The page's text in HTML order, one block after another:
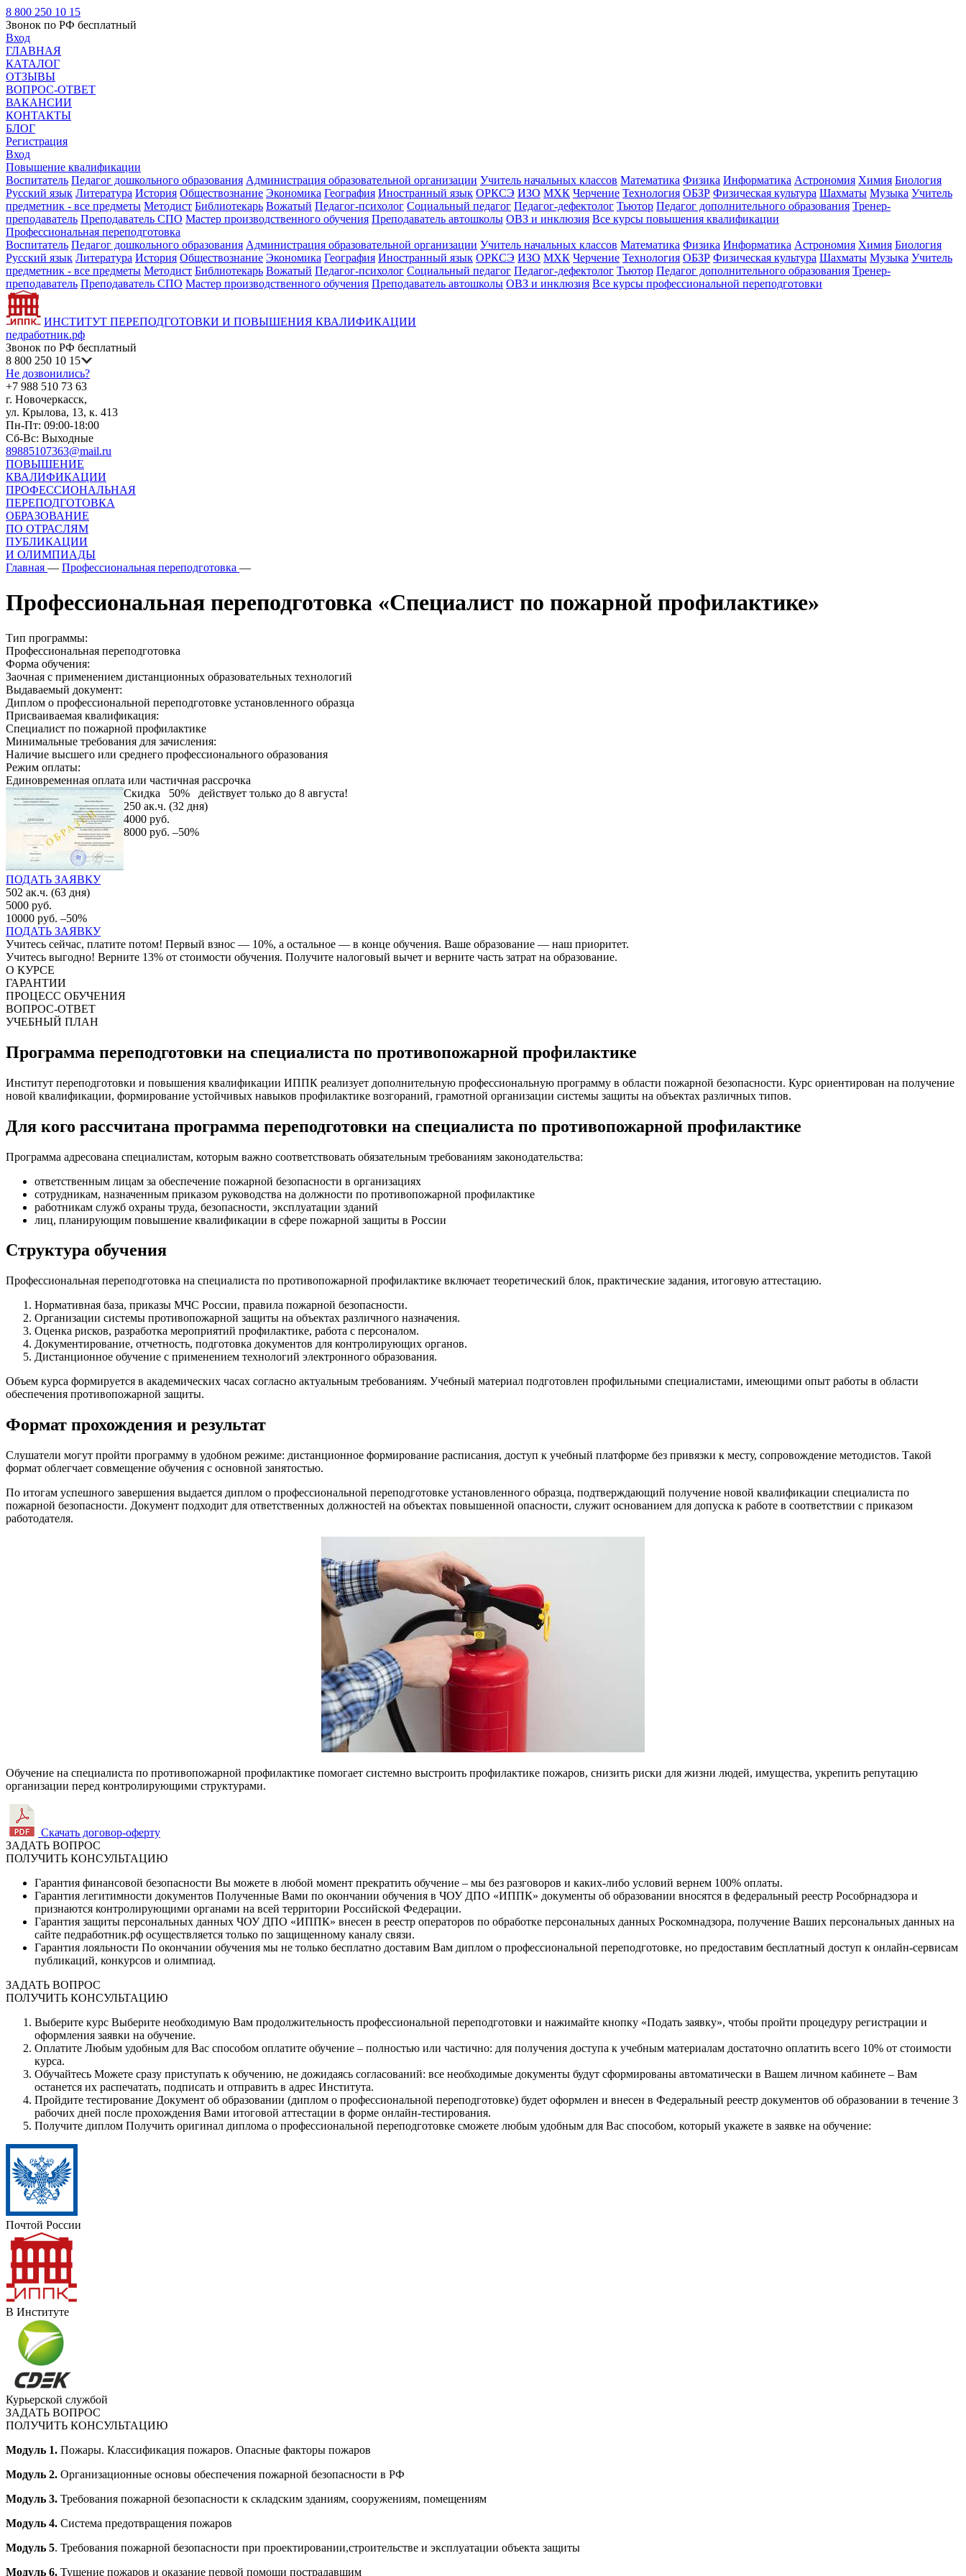
8 800 250 10 15
Звонок по РФ бесплатный
Вход
ГЛАВНАЯ
КАТАЛОГ
ОТЗЫВЫ
ВОПРОС-ОТВЕТ
ВАКАНСИИ
КОНТАКТЫ
БЛОГ
Регистрация
Вход
Повышение квалификации
Воспитатель Педагог дошкольного образования Администрация образовательной организации Учитель начальных классов Математика Физика Информатика Астрономия Химия Биология
Русский язык Литература История Обществознание Экономика География Иностранный язык ОРКСЭ ИЗО МХК Черчение Технология ОБЗР Физическая культура Шахматы Музыка Учитель
предметник - все предметы Методист Библиотекарь Вожатый Педагог-психолог Социальный педагог Педагог-дефектолог Тьютор Педагог дополнительного образования Тренер-
преподаватель Преподаватель СПО Мастер производственного обучения Преподаватель автошколы ОВЗ и инклюзия Все курсы повышения квалификации
Профессиональная переподготовка
Воспитатель Педагог дошкольного образования Администрация образовательной организации Учитель начальных классов Математика Физика Информатика Астрономия Химия Биология
Русский язык Литература История Обществознание Экономика География Иностранный язык ОРКСЭ ИЗО МХК Черчение Технология ОБЗР Физическая культура Шахматы Музыка Учитель
предметник - все предметы Методист Библиотекарь Вожатый Педагог-психолог Социальный педагог Педагог-дефектолог Тьютор Педагог дополнительного образования Тренер-
преподаватель Преподаватель СПО Мастер производственного обучения Преподаватель автошколы ОВЗ и инклюзия Все курсы профессиональной переподготовки
ИНСТИТУТ ПЕРЕПОДГОТОВКИ И ПОВЫШЕНИЯ КВАЛИФИКАЦИИ
педработник.рф
Звонок по РФ бесплатный
8 800 250 10 15
Не дозвонились?
+7 988 510 73 63
г. Новочеркасск,
ул. Крылова, 13, к. 413
Пн-Пт: 09:00-18:00
Сб-Вс: Выходные
89885107363@mail.ru
ПОВЫШЕНИЕ
КВАЛИФИКАЦИИ
ПРОФЕССИОНАЛЬНАЯ
ПЕРЕПОДГОТОВКА
ОБРАЗОВАНИЕ
ПО ОТРАСЛЯМ
ПУБЛИКАЦИИ
И ОЛИМПИАДЫ
Главная — Профессиональная переподготовка —
Профессиональная переподготовка «Специалист по пожарной профилактике»
Тип программы:
Профессиональная переподготовка
Форма обучения:
Заочная с применением дистанционных образовательных технологий
Выдаваемый документ:
Диплом о профессиональной переподготовке установленного образца
Присваиваемая квалификация:
Специалист по пожарной профилактике
Минимальные требования для зачисления:
Наличие высшего или среднего профессионального образования
Режим оплаты:
Единовременная оплата или частичная рассрочка
Скидка 50% действует только до 8 августа!
250 ак.ч. (32 дня)
4000 руб.
8000 руб. –50%
ПОДАТЬ ЗАЯВКУ
502 ак.ч. (63 дня)
5000 руб.
10000 руб. –50%
ПОДАТЬ ЗАЯВКУ
Учитесь сейчас, платите потом! Первый взнос — 10%, а остальное — в конце обучения. Ваше образование — наш приоритет.
Учитесь выгодно! Верните 13% от стоимости обучения. Получите налоговый вычет и верните часть затрат на образование.
О КУРСЕ
ГАРАНТИИ
ПРОЦЕСС ОБУЧЕНИЯ
ВОПРОС-ОТВЕТ
УЧЕБНЫЙ ПЛАН
Программа переподготовки на специалиста по противопожарной профилактике
Институт переподготовки и повышения квалификации ИППК реализует дополнительную профессиональную программу в области пожарной безопасности. Курс ориентирован на получение
новой квалификации, формирование устойчивых навыков профилактике возгораний, грамотной организации системы защиты на объектах различных типов.
Для кого рассчитана программа переподготовки на специалиста по противопожарной профилактике
Программа адресована специалистам, которым важно соответствовать обязательным требованиям законодательства:
ответственным лицам за обеспечение пожарной безопасности в организациях
сотрудникам, назначенным приказом руководства на должности по противопожарной профилактике
работникам служб охраны труда, безопасности, эксплуатации зданий
лиц, планирующим повышение квалификации в сфере пожарной защиты в России
Структура обучения
Профессиональная переподготовка на специалиста по противопожарной профилактике включает теоретический блок, практические задания, итоговую аттестацию.
Нормативная база, приказы МЧС России, правила пожарной безопасности.
Организации системы противопожарной защиты на объектах различного назначения.
Оценка рисков, разработка мероприятий профилактике, работа с персоналом.
Документирование, отчетность, подготовка документов для контролирующих органов.
Дистанционное обучение с применением технологий электронного образования.
Объем курса формируется в академических часах согласно актуальным требованиям. Учебный материал подготовлен профильными специалистами, имеющими опыт работы в области
обеспечения противопожарной защиты.
Формат прохождения и результат
Слушатели могут пройти программу в удобном режиме: дистанционное формирование расписания, доступ к учебный платформе без привязки к месту, сопровождение методистов. Такой
формат облегчает совмещение обучения с основной занятостью.
По итогам успешного завершения выдается диплом о профессиональной переподготовке установленного образца, подтверждающий получение новой квалификации специалиста по
пожарной безопасности. Документ подходит для ответственных должностей на объектах повышенной опасности, служит основанием для допуска к работе в соответствии с приказом
работодателя.
Обучение на специалиста по противопожарной профилактике помогает системно выстроить профилактике пожаров, снизить риски для жизни людей, имущества, укрепить репутацию
организации перед контролирующими структурами.
Скачать договор-оферту
ЗАДАТЬ ВОПРОС
ПОЛУЧИТЬ КОНСУЛЬТАЦИЮ
Гарантия финансовой безопасности Вы можете в любой момент прекратить обучение – мы без разговоров и каких-либо условий вернем 100% оплаты.
Гарантия легитимности документов Полученные Вами по окончании обучения в ЧОУ ДПО «ИППК» документы об образовании вносятся в федеральный реестр Рособрнадзора и
признаются контролирующими органами на всей территории Российской Федерации.
Гарантия защиты персональных данных ЧОУ ДПО «ИППК» внесен в реестр операторов по обработке персональных данных Роскомнадзора, получение Ваших персональных данных на
сайте педработник.рф осуществляется только по защищенному каналу связи.
Гарантия лояльности По окончании обучения мы не только бесплатно доставим Вам диплом о профессиональной переподготовке, но предоставим бесплатный доступ к онлайн-сервисам
публикаций, конкурсов и олимпиад.
ЗАДАТЬ ВОПРОС
ПОЛУЧИТЬ КОНСУЛЬТАЦИЮ
Выберите курс Выберите необходимую Вам продолжительность профессиональной переподготовки и нажимайте кнопку «Подать заявку», чтобы пройти процедуру регистрации и
оформления заявки на обучение.
Оплатите Любым удобным для Вас способом оплатите обучение – полностью или частично: для получения доступа к учебным материалам достаточно оплатить всего 10% от стоимости
курса.
Обучайтесь Можете сразу приступать к обучению, не дожидаясь согласований: все необходимые документы будут сформированы автоматически в Вашем личном кабинете – Вам
останется их распечатать, подписать и отправить в адрес Института.
Пройдите тестирование Документ об образовании (диплом о профессиональной переподготовке) будет оформлен и внесен в Федеральный реестр документов об образовании в течение 3
рабочих дней после прохождения Вами итоговой аттестации в форме онлайн-тестирования.
Получите диплом Получить оригинал диплома о профессиональной переподготовке сможете любым удобным для Вас способом, который укажете в заявке на обучение:
Почтой России
В Институте
Курьерской службой
ЗАДАТЬ ВОПРОС
ПОЛУЧИТЬ КОНСУЛЬТАЦИЮ
Модуль 1. Пожары. Классификация пожаров. Опасные факторы пожаров
Модуль 2. Организационные основы обеспечения пожарной безопасности в РФ
Модуль 3. Требования пожарной безопасности к складским зданиям, сооружениям, помещениям
Модуль 4. Система предотвращения пожаров
Модуль 5. Требования пожарной безопасности при проектировании,строительстве и эксплуатации объекта защиты
Модуль 6. Тушение пожаров и оказание первой помощи пострадавшим